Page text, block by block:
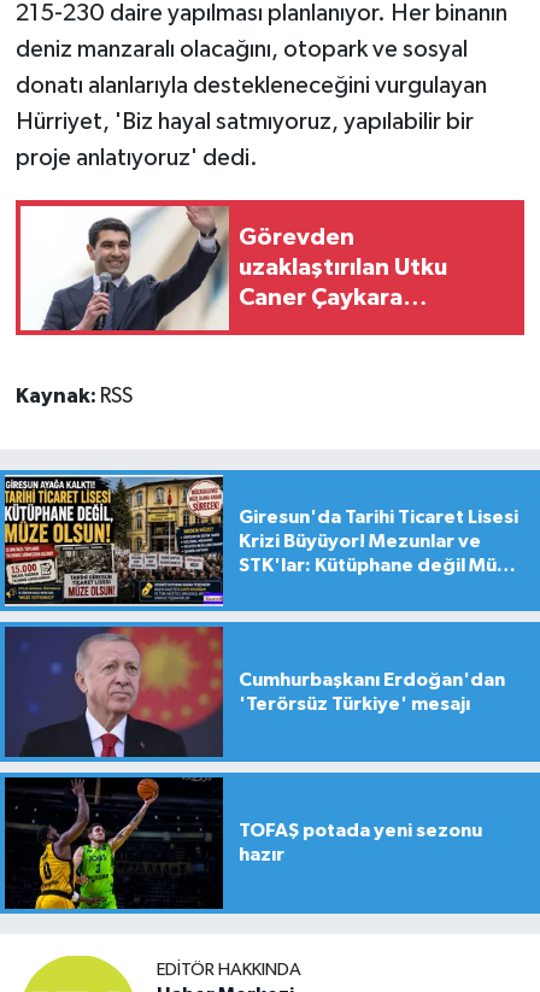
215-230 daire yapılması planlanıyor. Her binanın
deniz manzaralı olacağını, otopark ve sosyal
donatı alanlarıyla destekleneceğini vurgulayan
Hürriyet, 'Biz hayal satmıyoruz, yapılabilir bir
proje anlatıyoruz' dedi.
Görevden
uzaklaştırılan Utku
Caner Çaykara
Kaynak: RSS
Giresun'da Tarihi Ticaret Lisesi
Krizi Büyüyor! Mezunlar ve
STK'lar: Kütüphane değil Müze
Cumhurbaşkanı Erdoğan'dan
'Terörsüz Türkiye' mesajı
TOFAŞ potada yeni sezonu
hazır
EDITÖR HAKKINDA